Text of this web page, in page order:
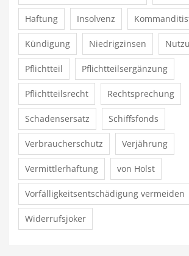
Haftung Insolvenz
Kündigung Niedrigzinsen
Pflichtteil Pflichtteilsergänzung
Pflichtteilsrecht Rechtsprechung
Schadensersatz Schiffsfonds
Verbraucherschutz Verjährung
Vermittlerhaftung von Holst
Vorfälligkeitsentschädigung vermeiden
Widerrufsjoker